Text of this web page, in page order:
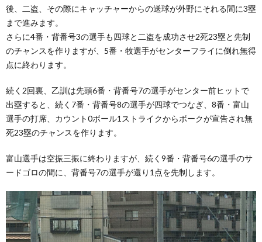
後、二盗、その際にキャッチャーからの送球が外野にそれる間に3塁
まで進みます。
さらに4番・背番号3の選手も四球と二盗を成功させ2死23塁と先制
のチャンスを作りますが、5番・牧選手がセンターフライに倒れ無得
点に終わります。
続く2回裏、乙訓は先頭6番・背番号7の選手がセンター前ヒットで
出塁すると、続く7番・背番号8の選手が四球でつなぎ、8番・富山
選手の打席、カウント0ボール1ストライクからボークが宣告され無
死23塁のチャンスを作ります。
富山選手は空振三振に終わりますが、続く9番・背番号6の選手のサ
ードゴロの間に、背番号7の選手が還り1点を先制します。